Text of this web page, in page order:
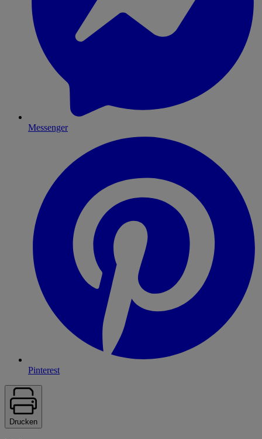
Messenger
Pinterest
Drucken